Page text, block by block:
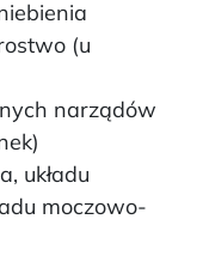
(u
narządów
układu
moczowo-